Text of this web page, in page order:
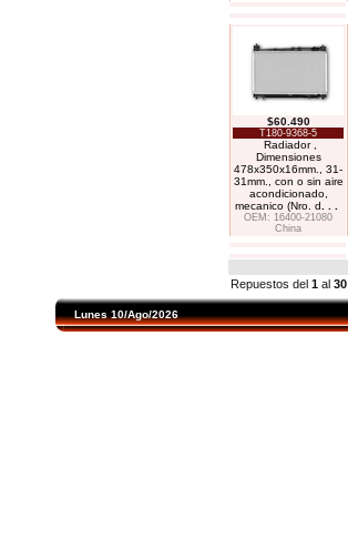
$60.490
T180-9368-5
Radiador ,
Dimensiones
478x350x16mm., 31-
31mm., con o sin aire
acondicionado,
mecanico (Nro. d
OEM: 16400-21080
China
Repuestos del 1 al 30
Lunes 10/Ago/2026